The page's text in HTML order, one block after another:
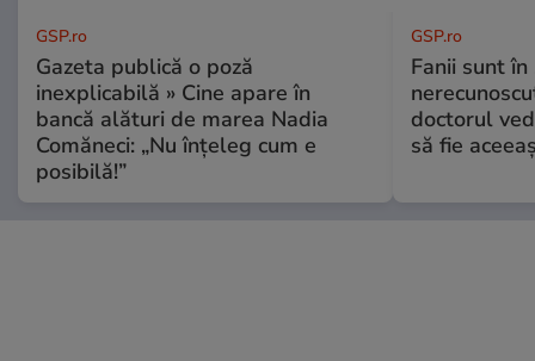
GSP.ro
Gazeta publică o poză
inexplicabilă » Cine apare în
bancă alături de marea Nadia
Comăneci: „Nu înțeleg cum e
posibilă!”
GSP.ro
Fanii sunt în
doctorul
să fie